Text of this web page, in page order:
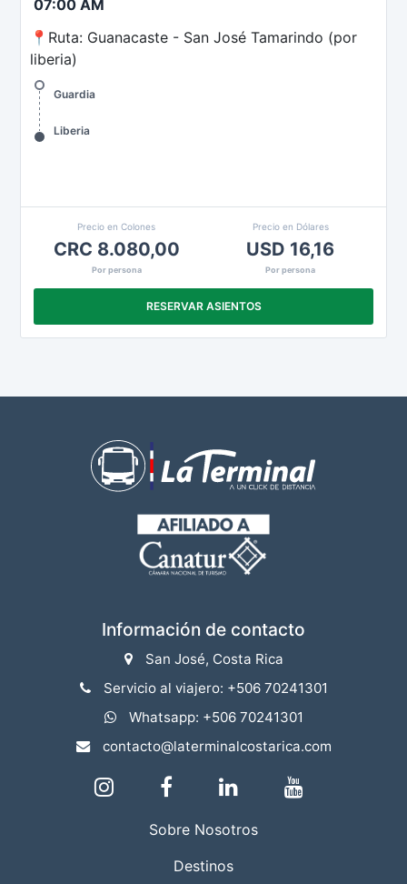
07:00 AM
📍Ruta: Guanacaste - San José Tamarindo (por
liberia)
Guardia
Liberia
Precio en Colones
CRC 8.080,00
Por persona
Precio en Dólares
USD 16,16
Por persona
RESERVAR ASIENTOS
Información de contacto
San José, Costa Rica
Servicio al viajero: +506 70241301
Whatsapp: +506 70241301
contacto@laterminalcostarica.com
Sobre Nosotros
Destinos